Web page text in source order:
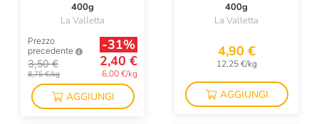
400g
La Valletta
Prezzo
precedente
3,50 €
8,75 €/kg
-31%
2,40 €
6,00 €/kg
AGGIUNGI
400g
La Valletta
4,90 €
12,25 €/kg
AGGIUNGI